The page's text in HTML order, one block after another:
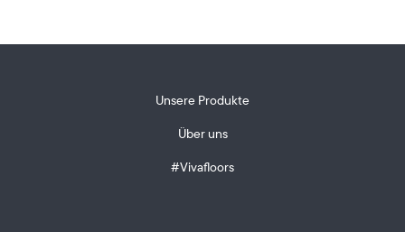
Unsere Produkte
Über uns
#Vivafloors